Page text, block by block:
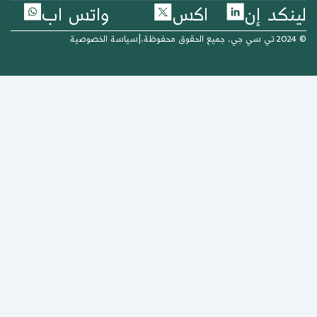
إن اكس واتس اب
|سياسة الخصوصية